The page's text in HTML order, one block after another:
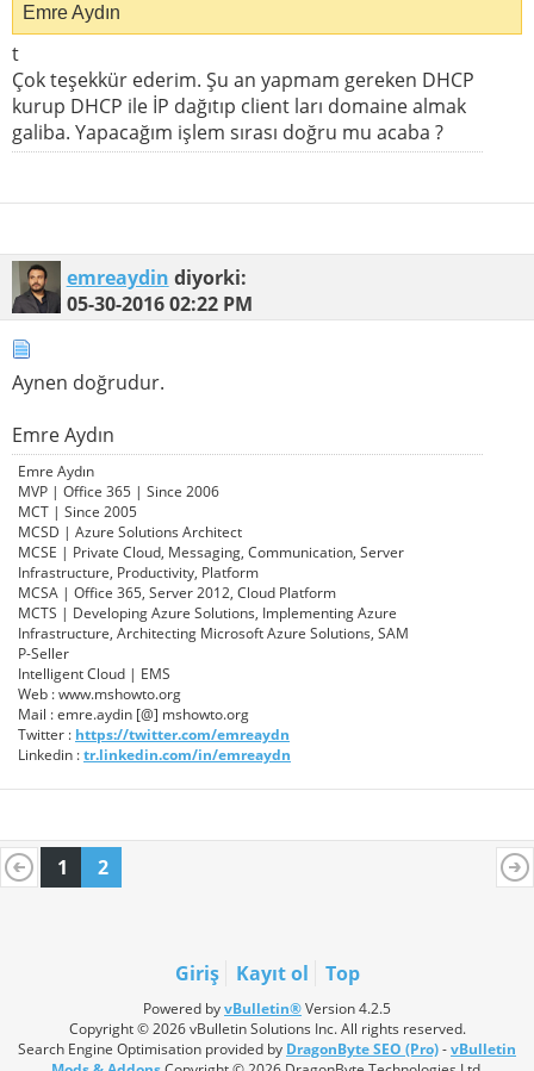
Emre Aydın
t
Çok teşekkür ederim. Şu an yapmam gereken DHCP
kurup DHCP ile İP dağıtıp client ları domaine almak
galiba. Yapacağım işlem sırası doğru mu acaba ?
emreaydin diyorki:
05-30-201602:22 PM
Aynen doğrudur.
Emre Aydın
Emre Aydın
MVP | Office 365 | Since 2006
MCT | Since 2005
MCSD | Azure Solutions Architect
MCSE | Private Cloud, Messaging, Communication, Server
Infrastructure, Productivity, Platform
MCSA | Office 365, Server 2012, Cloud Platform
MCTS | Developing Azure Solutions, Implementing Azure
Infrastructure, Architecting Microsoft Azure Solutions, SAM
P-Seller
Intelligent Cloud | EMS
Web : www.mshowto.org
Mail : emre.aydin [@] mshowto.org
Twitter : https://twitter.com/emreaydn
Linkedin :tr.linkedin.com/in/emreaydn
1 2
Giriş Kayıt ol Top
Powered byvBulletin®Version 4.2.5
Copyright © 2026 vBulletin Solutions Inc. All rights reserved.
Search Engine Optimisation provided by DragonByte SEO (Pro)-vBulletin